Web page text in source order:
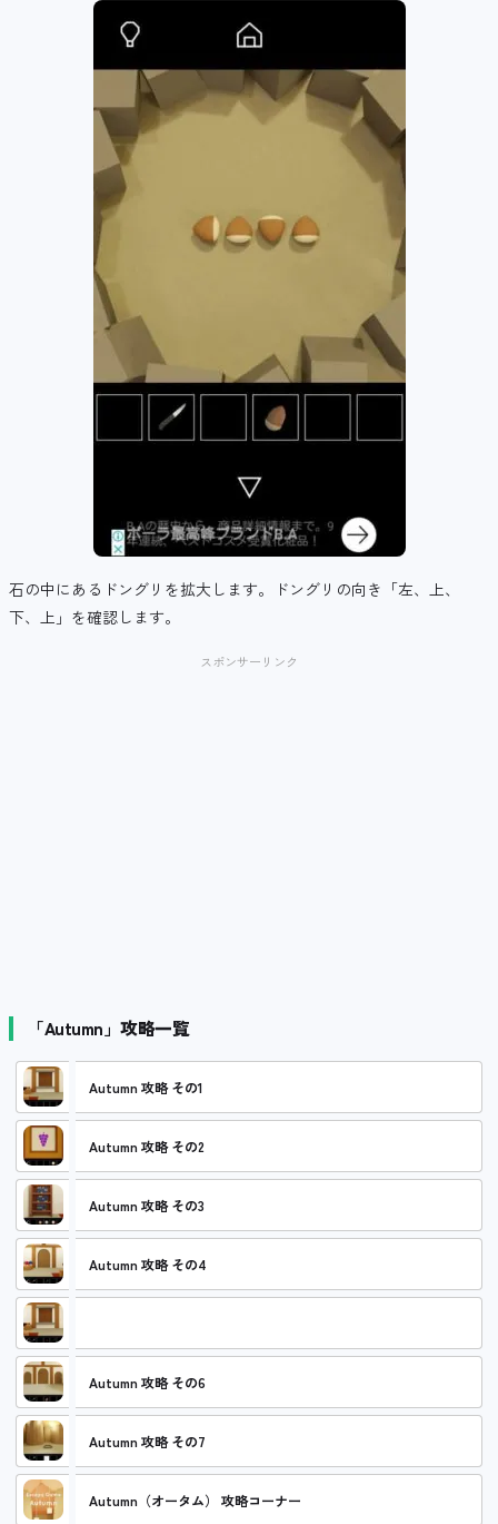
石の中にあるドングリを拡大します。ドングリの向き「左、上、
下、上」を確認します。
スポンサーリンク
「Autumn」攻略一覧
Autumn 攻略 その1
Autumn 攻略 その2
Autumn 攻略 その3
Autumn 攻略 その4
Autumn 攻略 その6
Autumn 攻略 その7
Autumn（オータム） 攻略コーナー